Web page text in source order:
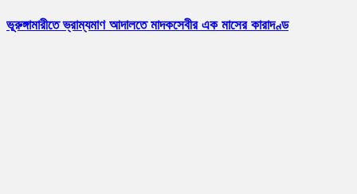
ভূরুঙ্গামারীতে ভ্রাম্যমাণ আদালতে মাদকসেবীর এক মাসের কারাদণ্ড